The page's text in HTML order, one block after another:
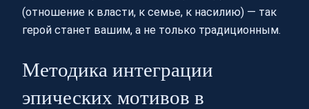
(отношение к власти, к семье, к насилию) — так
герой станет вашим, а не только традиционным.
Методика интеграции
эпических мотивов в